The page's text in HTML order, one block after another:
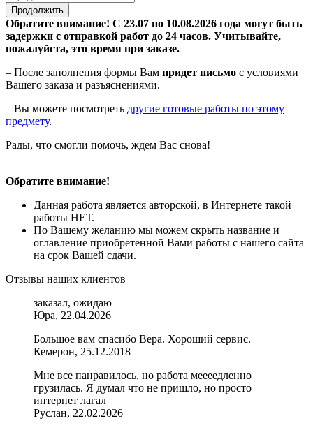
Продолжить
Обратите внимание! С 23.07 по 10.08.2026 года могут быть
задержки с отправкой работ до 24 часов. Учитывайте,
пожалуйста, это время при заказе.
– После заполнения формы Вам придет письмо с условиями
Вашего заказа и разъяснениями.
– Вы можете посмотреть другие готовые работы по этому
предмету.
Рады, что смогли помочь, ждем Вас снова!
Обратите внимание!
Данная работа является авторской, в Интернете такой
работы НЕТ.
По Вашему желанию мы можем скрыть название и
оглавление приобретенной Вами работы с нашего сайта
на срок Вашей сдачи.
Отзывы наших клиентов
заказал, ожидаю
Юра, 22.04.2026
Большое вам спасибо Вера. Хороший сервис.
Кемерон, 25.12.2018
Мне все панравилось, но работа меееедленно
грузилась. Я думал что не пришло, но просто
интернет лагал
Руслан, 22.02.2026